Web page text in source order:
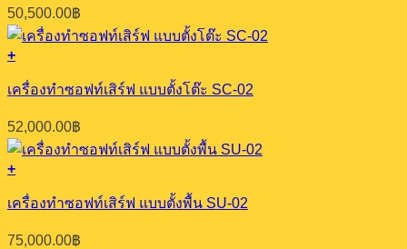
50,500.00฿
+
เครื่องทำซอฟท์เสิร์ฟ แบบตั้งโต๊ะ SC-02
52,000.00฿
+
เครื่องทำซอฟท์เสิร์ฟ แบบตั้งพื้น SU-02
75,000.00฿